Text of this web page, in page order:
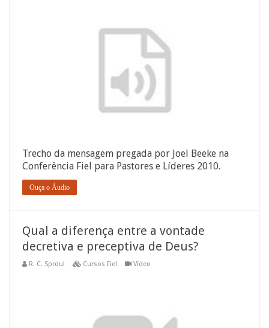
Trecho da mensagem pregada por Joel Beeke na
Conferência Fiel para Pastores e Líderes 2010.
Ouça o Áudio
Qual a diferença entre a vontade
decretiva e preceptiva de Deus?
R. C. Sproul Cursos Fiel Vídeo